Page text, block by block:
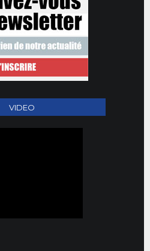
VIDEO